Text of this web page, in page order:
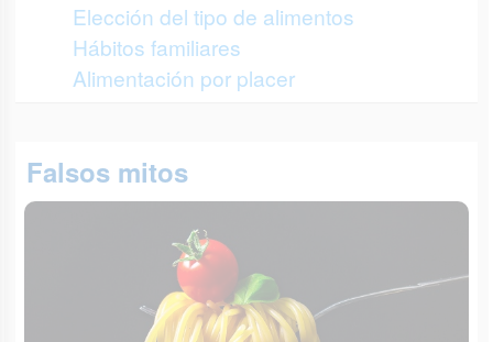
Elección del tipo de alimentos
Hábitos familiares
Alimentación por placer
Falsos mitos